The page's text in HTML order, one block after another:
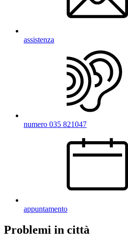
assistenza
numero 035 821047
appuntamento
Problemi in città